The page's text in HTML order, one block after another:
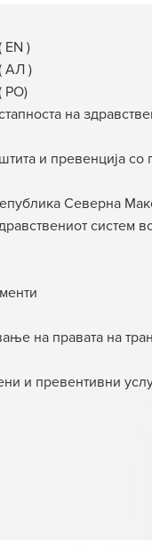
EN )
АЛ )
РО)
на
и превенција со
Северна
систем
на правата на
и превентивни